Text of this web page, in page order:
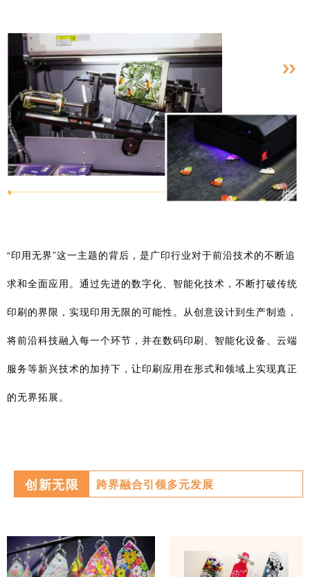
“印用无界”这一主题的背后，是广印行业对于前沿技术的不断追
求和全面应用。通过先进的数字化、智能化技术，不断打破传统
印刷的界限，实现印用无限的可能性。从创意设计到生产制造，
将前沿科技融入每一个环节，并在数码印刷、智能化设备、云端
服务等新兴技术的加持下，让印刷应用在形式和领域上实现真正
的无界拓展。
创新无限 跨界融合引领多元发展